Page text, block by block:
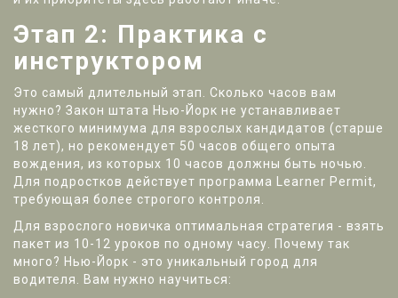
Этап 2: Практика с
инструктором
Это самый длительный этап. Сколько часов вам
нужно? Закон штата Нью-Йорк не устанавливает
жесткого минимума для взрослых кандидатов (старше
18 лет), но рекомендует 50 часов общего опыта
вождения, из которых 10 часов должны быть ночью.
Для подростков действует программа Learner Permit,
требующая более строгого контроля.
Для взрослого новичка оптимальная стратегия - взять
пакет из 10-12 уроков по одному часу. Почему так
много? Нью-Йорк - это уникальный город для
водителя. Вам нужно научиться: